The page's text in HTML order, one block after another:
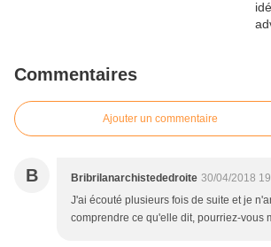
Commentaires
Ajouter un commentaire
B Bribrilanarchistededroite 30/04/2018
J'ai écouté plusieurs fois de suite et je
comprendre ce qu'elle dit, pourriez-vous